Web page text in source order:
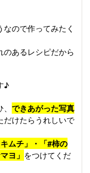
なので作ってみたく
のあるレシピだから
♪
できあがった写真
だけたらうれしいで
ムチ」・「#柿の
ヨ」 をつけてくだ